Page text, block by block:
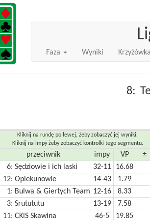
Faza Wyniki Krzyżówka
8:
Kliknij na rundę po lewej, żeby zobaczyć jej wyniki.
Kliknij na impy żeby zobaczyć kontrolki tego segmentu.
przeciwnik impy VP ±
6: Sędziowie i ich laski 32-11 16.68
12: Opiekunowie 14-43 1.79
1: Bulwa & Giertych Team 12-16 8.33
3: Srutututu 13-19 7.58
11: CKiS Skawina 46-5 19.85